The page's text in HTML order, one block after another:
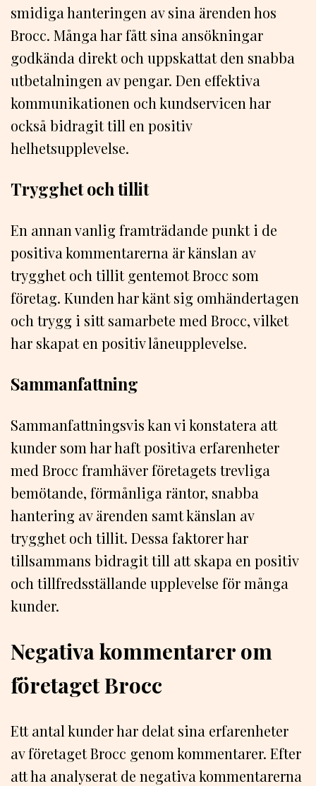
smidiga hanteringen av sina ärenden hos
Brocc. Många har fått sina ansökningar
godkända direkt och uppskattat den snabba
utbetalningen av pengar. Den effektiva
kommunikationen och kundservicen har
också bidragit till en positiv
helhetsupplevelse.
Trygghet och tillit
En annan vanlig framträdande punkt i de
positiva kommentarerna är känslan av
trygghet och tillit gentemot Brocc som
företag. Kunden har känt sig omhändertagen
och trygg i sitt samarbete med Brocc, vilket
har skapat en positiv låneupplevelse.
Sammanfattning
Sammanfattningsvis kan vi konstatera att
kunder som har haft positiva erfarenheter
med Brocc framhäver företagets trevliga
bemötande, förmånliga räntor, snabba
hantering av ärenden samt känslan av
trygghet och tillit. Dessa faktorer har
tillsammans bidragit till att skapa en positiv
och tillfredsställande upplevelse för många
kunder.
Negativa kommentarer om
företaget Brocc
Ett antal kunder har delat sina erfarenheter
av företaget Brocc genom kommentarer. Efter
att ha analyserat de negativa kommentarerna